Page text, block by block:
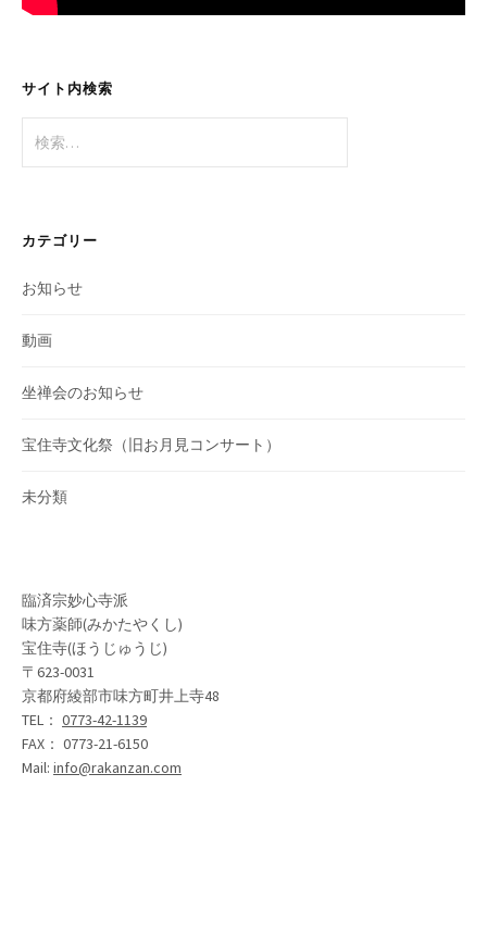
サイト内検索
索:
カテゴリー
お知らせ
動画
坐禅会のお知らせ
宝住寺文化祭（旧お月見コンサート）
未分類
臨済宗妙心寺派
味方薬師(みかたやくし)
宝住寺(ほうじゅうじ)
〒623-0031
京都府綾部市味方町井上寺48
TEL： 0773-42-1139
FAX： 0773-21-6150
Mail: info@rakanzan.com